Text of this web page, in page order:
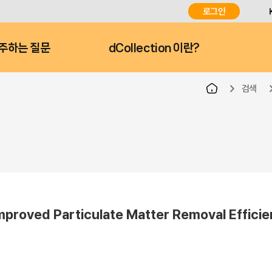
로그인
하는 질문 dCollection 이란?
검색
Particulate Matter Removal